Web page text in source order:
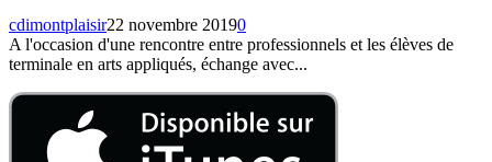
cdimontplaisir22 novembre 20190
A l'occasion d'une rencontre entre professionnels et les élèves de
terminale en arts appliqués, échange avec...